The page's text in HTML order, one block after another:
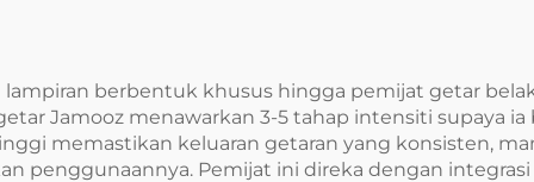
berbentuk khusus hingga pemijat getar
Jamooz menawarkan 3-5 tahap intensiti supaya
memastikan keluaran getaran yang konsisten,
penggunaannya. Pemijat ini direka dengan